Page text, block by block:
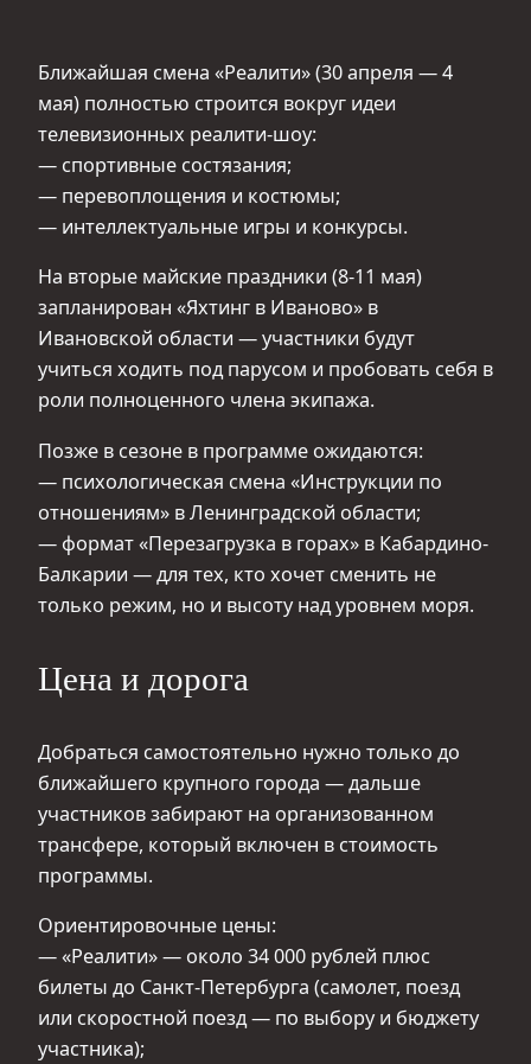
Ближайшая смена «Реалити» (30 апреля — 4
мая) полностью строится вокруг идеи
телевизионных реалити-шоу:
— спортивные состязания;
— перевоплощения и костюмы;
— интеллектуальные игры и конкурсы.
На вторые майские праздники (8-11 мая)
запланирован «Яхтинг в Иваново» в
Ивановской области — участники будут
учиться ходить под парусом и пробовать себя в
роли полноценного члена экипажа.
Позже в сезоне в программе ожидаются:
— психологическая смена «Инструкции по
отношениям» в Ленинградской области;
— формат «Перезагрузка в горах» в Кабардино-
Балкарии — для тех, кто хочет сменить не
только режим, но и высоту над уровнем моря.
Цена и дорога
Добраться самостоятельно нужно только до
ближайшего крупного города — дальше
участников забирают на организованном
трансфере, который включен в стоимость
программы.
Ориентировочные цены:
— «Реалити» — около 34 000 рублей плюс
билеты до Санкт-Петербурга (самолет, поезд
или скоростной поезд — по выбору и бюджету
участника);